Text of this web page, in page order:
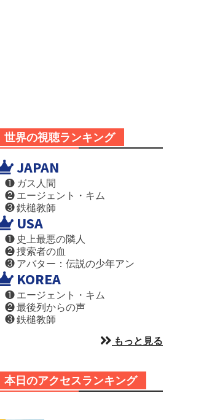
世界の視聴ランキング
JAPAN
❶ ガス人間
❷ エージェント・キム
❸ 鉄槌教師
USA
❶ 史上最悪の隣人
❷ 捜索者の血
❸ アバター：伝説の少年アン
KOREA
❶ エージェント・キム
❷ 最後列からの声
❸ 鉄槌教師
もっと見る
本日のアクセスランキング